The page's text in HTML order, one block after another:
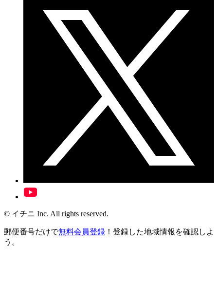
© イチニ Inc. All rights reserved.
郵便番号だけで無料会員登録 ！登録した地域情報を確認しよ
う。